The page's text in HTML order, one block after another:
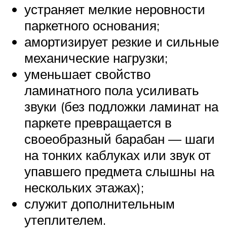
устраняет мелкие неровности
паркетного основания;
амортизирует резкие и сильные
механические нагрузки;
уменьшает свойство
ламинатного пола усиливать
звуки (без подложки ламинат на
паркете превращается в
своеобразный барабан — шаги
на тонких каблуках или звук от
упавшего предмета слышны на
нескольких этажах);
служит дополнительным
утеплителем.